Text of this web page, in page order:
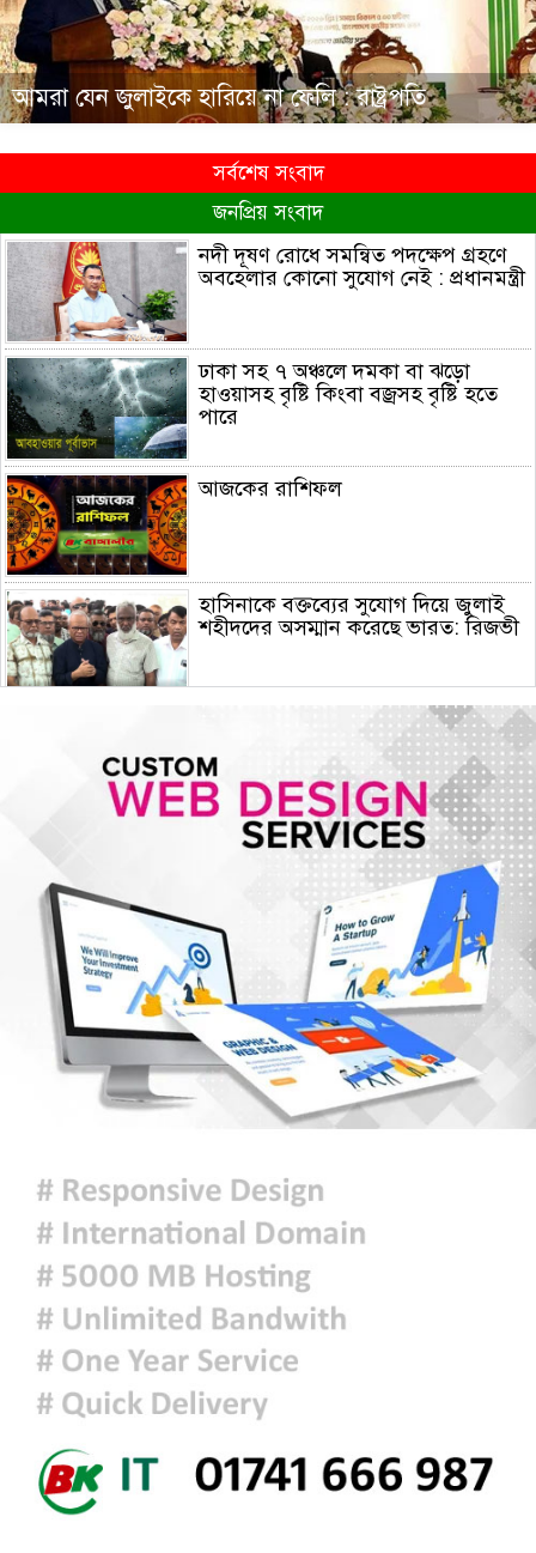
আমরা যেন জুলাইকে হারিয়ে না ফেলি : রাষ্ট্রপতি
সর্বশেষ সংবাদ
জনপ্রিয় সংবাদ
নদী দূষণ রোধে সমন্বিত পদক্ষেপ গ্রহণে
অবহেলার কোনো সুযোগ নেই : প্রধানমন্ত্রী
ঢাকা সহ ৭ অঞ্চলে দমকা বা ঝড়ো
হাওয়াসহ বৃষ্টি কিংবা বজ্রসহ বৃষ্টি হতে
পারে
আজকের রাশিফল
হাসিনাকে বক্তব্যের সুযোগ দিয়ে জুলাই
শহীদদের অসম্মান করেছে ভারত: রিজভী
দিল্লিতে সাকিব আল হাসানের রেকর্ডেড
বক্তব্য প্রচার : মাগুরার বাড়িতে
অগ্নিসংযোগের চেষ্টা, ভাঙচুর
দেশজুড়ে জুলাই গণঅভ্যুত্থান দিবস
আমরা যেন জুলাইকে হারিয়ে না ফেলি :
রাষ্ট্রপতি
ইরান যুদ্ধে মার্কিন ক্ষেপণাস্ত্র প্রতিরোধী
ব্যবস্থার মজুদ বিপজ্জনক মাত্রায় কমেছে
জুলাই শেষে শেয়ারবাজারে বিও হিসাব
কমেছে প্রায় ২৩ হাজার
৫ আগস্টের গণঅভ্যুত্থান ছিল এদেশের
জনগণের ঐক্যবদ্ধ প্রচেষ্টার ফসল: চিফ
হুইপ